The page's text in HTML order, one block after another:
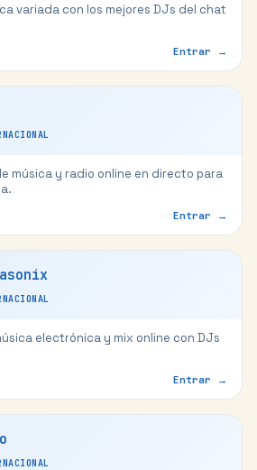
variada con los mejores DJs del chat
Entrar →
música y radio online en directo para
Entrar →
electrónica y mix online con DJs
Entrar →